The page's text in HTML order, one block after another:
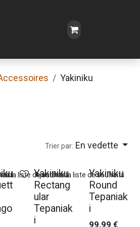
Yakiniku
Trier par: En vedette
Nouveau !
Yakiniku
Rectang
ular
Tepaniak
i
à la liste de souhaits Nouveau !
Yakiniku
Round
Tepaniak
i
99,99 €
Ajouter à la liste de souhaits